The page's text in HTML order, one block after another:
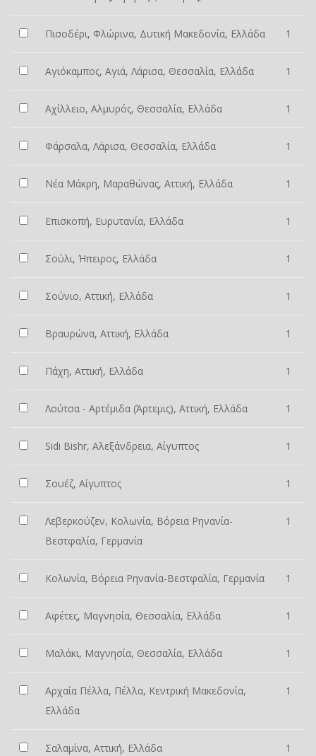
Πισοδέρι, Φλώρινα, Δυτική Μακεδονία, Ελλάδα 1
Αγιόκαμπος, Αγιά, Λάρισα, Θεσσαλία, Ελλάδα 1
Αχίλλειο, Αλμυρός, Θεσσαλία, Ελλάδα 1
Φάρσαλα, Λάρισα, Θεσσαλία, Ελλάδα 1
Νέα Μάκρη, Μαραθώνας, Αττική, Ελλάδα 1
Επισκοπή, Ευρυτανία, Ελλάδα 1
Σούλι, Ήπειρος, Ελλάδα 1
Σούνιο, Αττική, Ελλάδα 1
Βραυρώνα, Αττική, Ελλάδα 1
Πάχη, Αττική, Ελλάδα 1
Λούτσα - Αρτέμιδα (Άρτεμις), Αττική, Ελλάδα 1
Sidi Bishr, Αλεξάνδρεια, Αίγυπτος 1
Σουέζ, Αίγυπτος 1
Λεβερκούζεν, Κολωνία, Βόρεια Ρηνανία-
Βεστφαλία, Γερμανία
1
Κολωνία, Βόρεια Ρηνανία-Βεστφαλία, Γερμανία 1
Αφέτες, Μαγνησία, Θεσσαλία, Ελλάδα 1
Μαλάκι, Μαγνησία, Θεσσαλία, Ελλάδα 1
Αρχαία Πέλλα, Πέλλα, Κεντρική Μακεδονία,
Ελλάδα
1
Σαλαμίνα, Αττική, Ελλάδα 1